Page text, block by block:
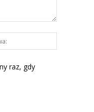
Internetowa:
raz, gdy